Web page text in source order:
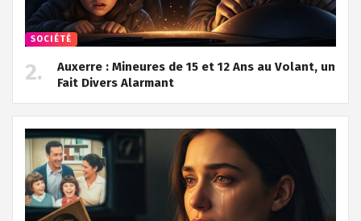
SOCIÉTÉ
Auxerre : Mineures de 15 et 12 Ans au Volant, un
Fait Divers Alarmant